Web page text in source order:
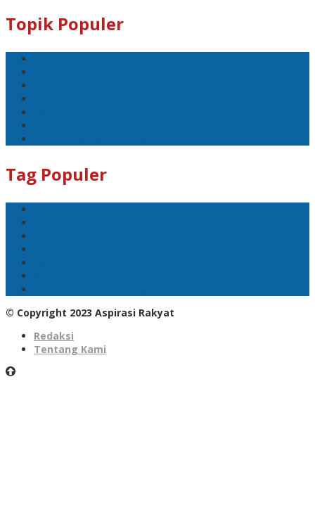
Topik Populer
Tag Populer
© Copyright 2023 Aspirasi Rakyat
Redaksi
Tentang Kami